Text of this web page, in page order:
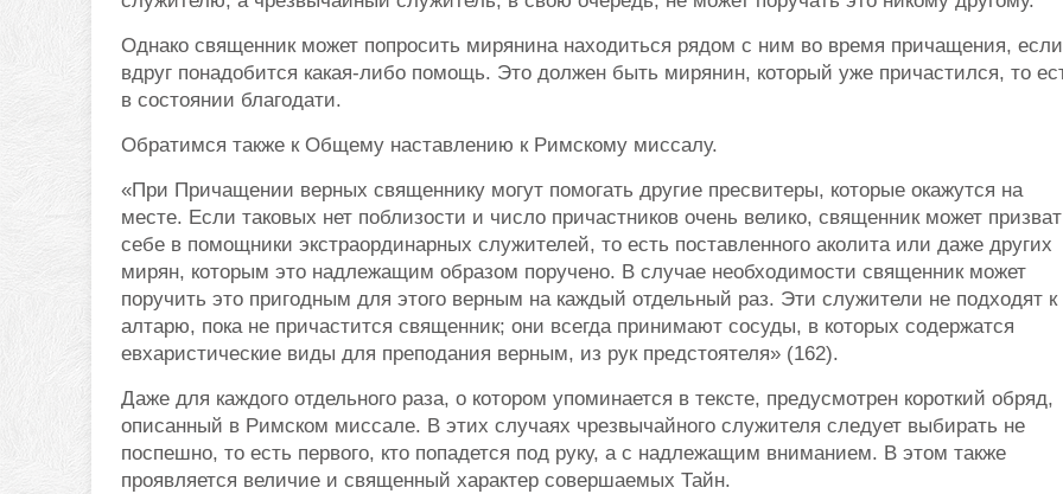
Однако священник может попросить мирянина находиться рядом с ним во время причащения, если
вдруг понадобится какая-либо помощь. Это должен быть мирянин, который уже причастился, то
в состоянии благодати.
Обратимся также к Общему наставлению к Римскому миссалу.
«При Причащении верных священнику могут помогать другие пресвитеры, которые окажутся на
месте. Если таковых нет поблизости и число причастников очень велико, священник может
себе в помощники экстраординарных служителей, то есть поставленного аколита или даже других
мирян, которым это надлежащим образом поручено. В случае необходимости священник может
поручить это пригодным для этого верным на каждый отдельный раз. Эти служители не подходят к
алтарю, пока не причастится священник; они всегда принимают сосуды, в которых содержатся
евхаристические виды для преподания верным, из рук предстоятеля» (162).
Даже для каждого отдельного раза, о котором упоминается в тексте, предусмотрен короткий обряд,
описанный в Римском миссале. В этих случаях чрезвычайного служителя следует выбирать не
поспешно, то есть первого, кто попадется под руку, а с надлежащим вниманием. В этом также
проявляется величие и священный характер совершаемых Тайн.